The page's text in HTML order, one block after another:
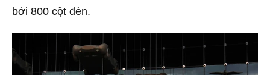
bởi 800 cột đèn.